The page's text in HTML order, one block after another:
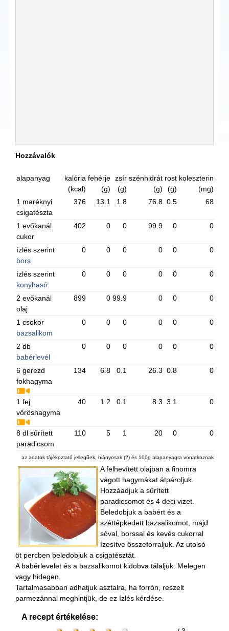
Hozzávalók
alapanyag
kalória
(kcal)
fehérje
(g)
zsír
(g)
szénhidrát
(g)
rost
(g)
koleszterin
(mg)
1 maréknyi
csigatészta
376 13.1 1.8 76.8 0.5 68
1 evőkanál
cukor
402 0 0 99.9 0 0
ízlés szerint
bors
0 0 0 0 0 0
ízlés szerint
konyhasó
0 0 0 0 0 0
2 evőkanál
olaj
899 0 99.9 0 0 0
1 csokor
bazsalikom
0 0 0 0 0 0
2 db
babérlevél
0 0 0 0 0 0
6 gerezd
fokhagyma
134 6.8 0.1 26.3 0.8 0
1 fej
vöröshagyma
40 1.2 0.1 8.3 3.1 0
8 dl sűrített
paradicsom
110 5 1 20 0 0
az adatok tájékoztató jellegűek, hiányosak (?) és 100g alapanyagra vonatkoznak
A felhevített olajban a finomra
vágott hagymákat átpároljuk.
Hozzáadjuk a sűrített
paradicsomot és 4 deci vizet.
Beledobjuk a babért és a
széttépkedett bazsalikomot, majd
sóval, borssal és kevés cukorral
ízesítve összeforraljuk. Az utolsó
öt percben beledobjuk a csigatésztát.
A babérlevelet és a bazsalikomot kidobva tálaljuk. Melegen
vagy hidegen.
Tartalmasabban adhatjuk asztalra, ha forrón, reszelt
parmezánnal meghintjük, de ez ízlés kérdése.
A recept értékelése: